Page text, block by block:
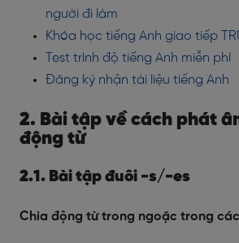
người đi làm
Khóa học tiếng Anh giao tiếp
Test trình độ tiếng Anh miễn phí
Đăng ký nhận tài liệu tiếng Anh
2. Bài tập về cách phát
động từ
2.1. Bài tập đuôi -s/-es
Chia động từ trong ngoặc trong